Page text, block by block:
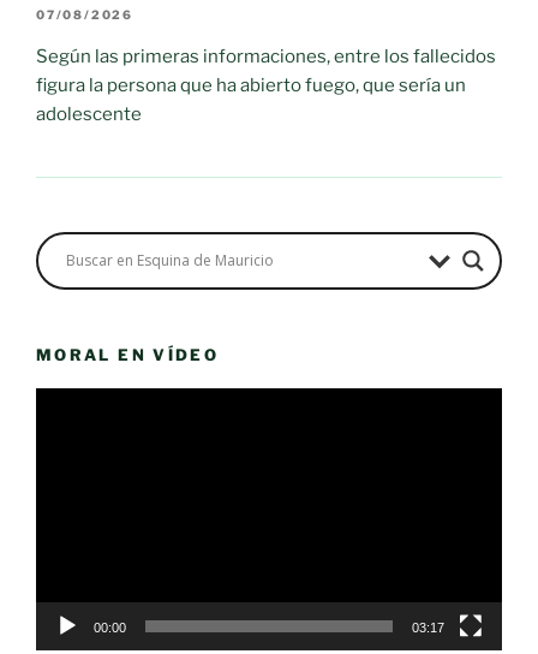
07/08/2026
Según las primeras informaciones, entre los fallecidos
figura la persona que ha abierto fuego, que sería un
adolescente
MORAL EN VÍDEO
00:00 03:17